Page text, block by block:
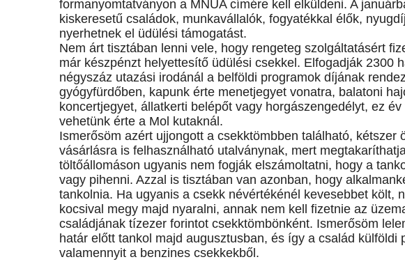
formanyomtatványon a MNÜA címére kell elküldeni. A
kiskeresetű családok, munkavállalók, fogyatékkal élők,
nyerhetnek el üdülési támogatást.
Nem árt tisztában lenni vele, hogy rengeteg szolgáltatásért
már készpénzt helyettesítő üdülési csekkel. Elfogadják 2300
négyszáz utazási irodánál a belföldi programok díjának
gyógyfürdőben, kapunk érte menetjegyet vonatra, balatoni
koncertjegyet, állatkerti belépőt vagy horgászengedélyt, ez
vehetünk érte a Mol kutaknál.
Ismerősöm azért ujjongott a csekktömbben található, kétszer
vásárlásra is felhasználható utalványnak, mert
töltőállomáson ugyanis nem fogják elszámoltatni, hogy a
vagy pihenni. Azzal is tisztában van azonban, hogy
tankolnia. Ha ugyanis a csekk névértékénél kevesebbet költ,
kocsival megy majd nyaralni, annak nem kell fizetnie az
családjának tízezer forintot csekktömbönként. Ismerősöm
határ előtt tankol majd augusztusban, és így a család külföldi
valamennyit a benzines csekkekből.